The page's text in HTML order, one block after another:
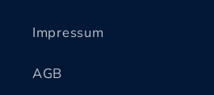
Impressum
AGB